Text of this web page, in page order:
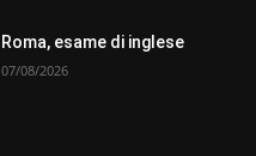
Roma, esame di inglese
07/08/2026